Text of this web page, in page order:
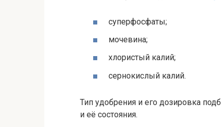
суперфосфаты;
мочевина;
хлористый калий;
сернокислый калий.
Тип удобрения и его дозировка
и её состояния.